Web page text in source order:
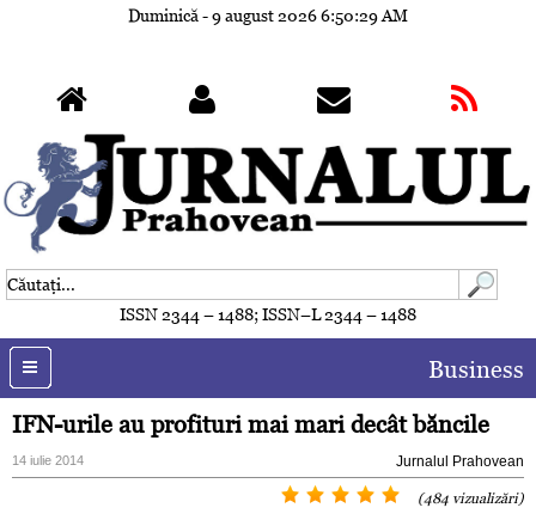
Duminică - 9 august 20266:50:32 AM
ISSN 2344 – 1488; ISSN–L 2344 – 1488
Business
IFN-urile au profituri mai mari decât băncile
14 iulie 2014 Jurnalul Prahovean
(484 vizualizări)